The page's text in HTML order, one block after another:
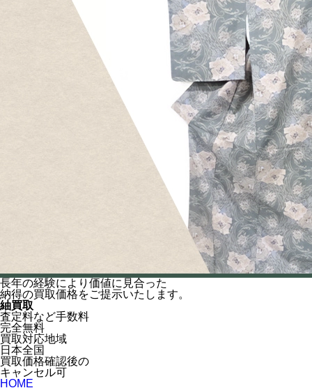
長年の経験により 価値に見合った
納得の買取価格をご提示いたします。
紬買取
査定料など手数料
完全無料
買取対応地域
日本全国
買取価格確認後の
キャンセル可
HOME